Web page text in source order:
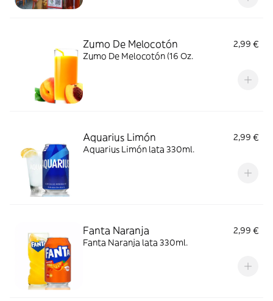
Zumo De Melocotón
2,99 €
Zumo De Melocotón (16 Oz.
Aquarius Limón
2,99 €
Aquarius Limón lata 330ml.
Fanta Naranja
2,99 €
Fanta Naranja lata 330ml.